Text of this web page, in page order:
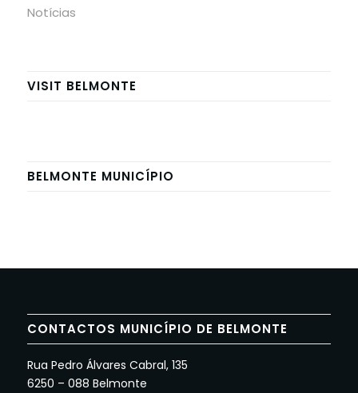
Notícias
VISIT BELMONTE
BELMONTE MUNICÍPIO
CONTACTOS MUNICÍPIO DE BELMONTE
Rua Pedro Álvares Cabral, 135
6250 – 088 Belmonte